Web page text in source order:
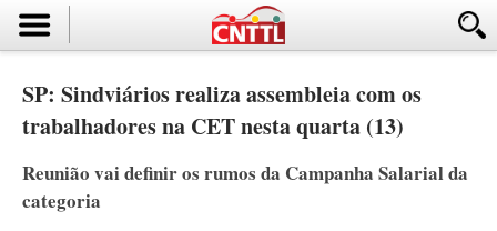
SP: Sindviários realiza assembleia com os
trabalhadores na CET nesta quarta (13)
Reunião vai definir os rumos da Campanha Salarial da
categoria